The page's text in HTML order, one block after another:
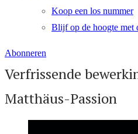
Koop een los nummer
Blijf op de hoogte met
Abonneren
Verfrissende
Matthäus-Passion